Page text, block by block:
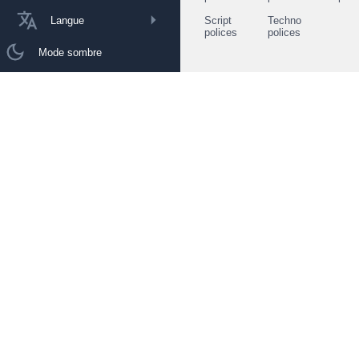
Langue
Mode sombre
Script
polices
Techno
polices